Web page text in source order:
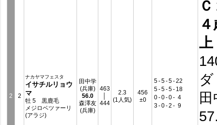
2 2
ナカヤマフェスタ
イサチルリョウ
マ
牡 5 黒鹿毛
メジロベツァーリ
(アラジ)
田中学
(兵庫)
56.0
森澤友
(兵庫)
463
444
2.3
(1人気)
456
±0
5-5-5-22
5-5-5- 18
0-0-0- 4
3-0-2 - 9
上